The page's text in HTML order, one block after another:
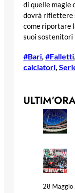
di quelle magie
dovrà riflettere
come riportare
suoi sostenitori
#Bari, #Falletti,
calciatori,
28 Maggio